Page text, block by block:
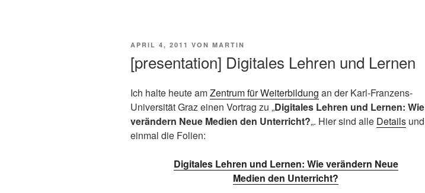
VERÖFFENTLICHT
APRIL 4, 2011 VON MARTIN
[presentation] Digitales Lehren und Lernen
Ich halte heute amZentrum für Weiterbildung an der Karl-Franzens-
Universität Graz einen Vortrag zu „Digitales Lehren und Lernen: Wie
verändern Neue Medien den Unterricht?„. Hier sind alle Details und
einmal die Folien:
Digitales Lehren und Lernen: Wie verändern Neue
Medien den Unterricht?